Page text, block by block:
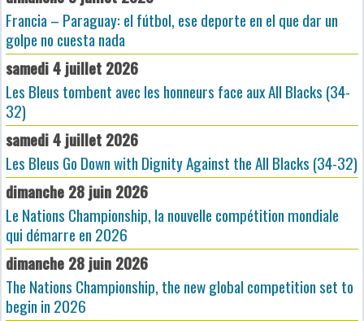
Francia – Paraguay: el fútbol, ese deporte en el que dar un
golpe no cuesta nada
samedi 4 juillet 2026
Les Bleus tombent avec les honneurs face aux All Blacks (34-
32)
samedi 4 juillet 2026
Les Bleus Go Down with Dignity Against the All Blacks (34-32)
dimanche 28 juin 2026
Le Nations Championship, la nouvelle compétition mondiale
qui démarre en 2026
dimanche 28 juin 2026
The Nations Championship, the new global competition set to
begin in 2026